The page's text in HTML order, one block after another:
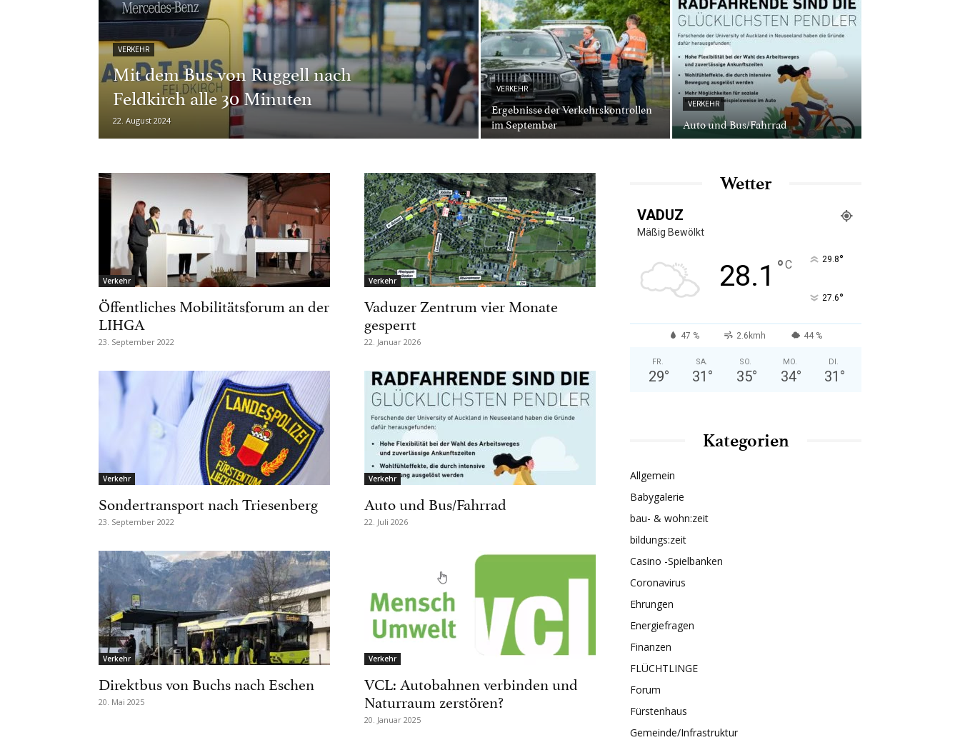
VERKEHR
Mit dem Bus von Ruggell nach
Feldkirch alle 30 Minuten
22. August 2024
VERKEHR
Ergebnisse der Verkehrskontrollen
im September
VERKEHR
Auto und Bus/Fahrrad
Verkehr
Öffentliches Mobilitätsforum an der
LIHGA
23. September 2022
Verkehr
Vaduzer Zentrum vier Monate
gesperrt
22. Januar 2026
Verkehr
Sondertransport nach Triesenberg
23. September 2022
Verkehr
Auto und Bus/Fahrrad
22. Juli 2026
Verkehr
Direktbus von Buchs nach Eschen
20. Mai 2025
Verkehr
VCL: Autobahnen verbinden und
Naturraum zerstören?
20. Januar 2025
Wetter
VADUZ
Mäßig Bewölkt
28.1 °C 29.8°
27.6°
47 % 2.6kmh 44 %
FR.
29°
SA.
31 °
SO.
35°
MO.
34°
DI.
31 °
Kategorien
Allgemein
Babygalerie
bau- & wohn:zeit
bildungs:zeit
Casino -Spielbanken
Coronavirus
Ehrungen
Energiefragen
Finanzen
FLÜCHTLINGE
Forum
Fürstenhaus
Gemeinde/Infrastruktur